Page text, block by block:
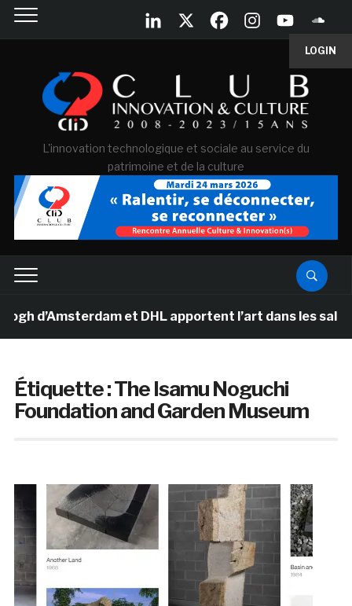
LOGIN
L'innovation technologique et sociale au service du
patrimoine et de la culture
d’Amsterdam et DHL apportent l’art dans les salles
Étiquette :The Isamu Noguchi
Foundation and Garden Museum